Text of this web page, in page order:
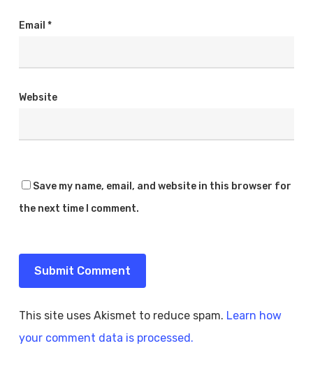
Email *
Website
Save my name, email, and website in this browser for
the next time I comment.
This site uses Akismet to reduce spam. Learn how
your comment data is processed.